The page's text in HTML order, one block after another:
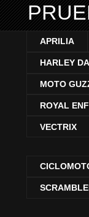
APRILIA
HARLEY
MOTO
ROYAL
VECTRIX